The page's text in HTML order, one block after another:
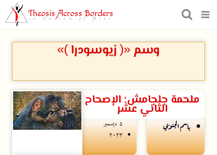
Theosis Across Borders
in Church of Misr
وسم «( زيوسودرا )»
ملحمة جلجامش؛ الإصحاح
الثاني عشر
باسم الجنوبي
۵ ديسمبر
۲۰۲۳